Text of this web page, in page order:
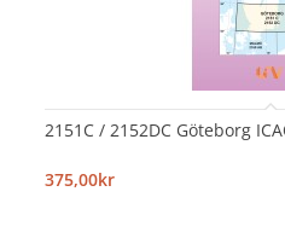
2151C / 2152DC Göteborg
375,00kr